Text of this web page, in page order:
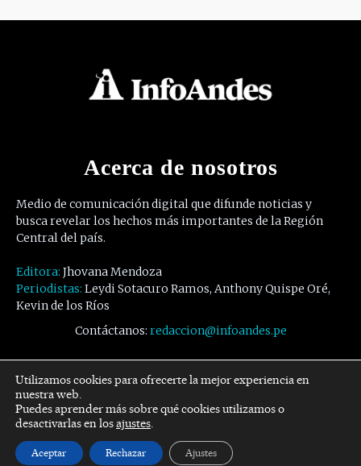
Acerca de nosotros
Medio de comunicación digital que difunde noticias y
busca revelar los hechos más importantes de la Región
Central del país.
Editora: Jhovana Mendoza
Periodistas: Leydi Sotacuro Ramos, Anthony Quispe Oré,
Kevin de los Ríos
Contáctanos: redaccion@infoandes.pe
Síguenos
Facebook Twitter Youtube
Utilizamos cookies para ofrecerte la mejor experiencia en
nuestra web.
Puedes aprender más sobre qué cookies utilizamos o
desactivarlas en losajustes.
Aceptar Rechazar Ajustes